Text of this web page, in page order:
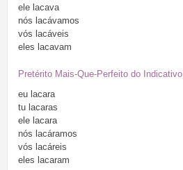
ele lacava
nós lacávamos
vós lacáveis
eles lacavam
Pretérito Mais-Que-Perfeito do Indicativo
eu lacara
tu lacaras
ele lacara
nós lacáramos
vós lacáreis
eles lacaram